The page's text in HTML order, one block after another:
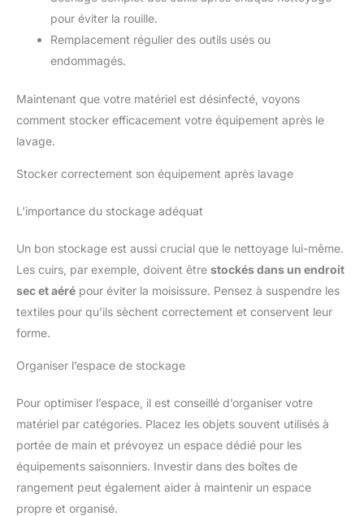
pour éviter la rouille.
Remplacement régulier des outils usés ou
endommagés.
Maintenant que votre matériel est désinfecté, voyons
comment stocker efficacement votre équipement après le
lavage.
Stocker correctement son équipement après lavage
L’importance du stockage adéquat
Un bon stockage est aussi crucial que le nettoyage lui-même.
Les cuirs, par exemple, doivent être stockés dans un endroit
sec et aéré pour éviter la moisissure. Pensez à suspendre les
textiles pour qu’ils sèchent correctement et conservent leur
forme.
Organiser l’espace de stockage
Pour optimiser l’espace, il est conseillé d’organiser votre
matériel par catégories. Placez les objets souvent utilisés à
portée de main et prévoyez un espace dédié pour les
équipements saisonniers. Investir dans des boîtes de
rangement peut également aider à maintenir un espace
propre et organisé.